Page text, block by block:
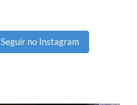
Seguir no Instagram